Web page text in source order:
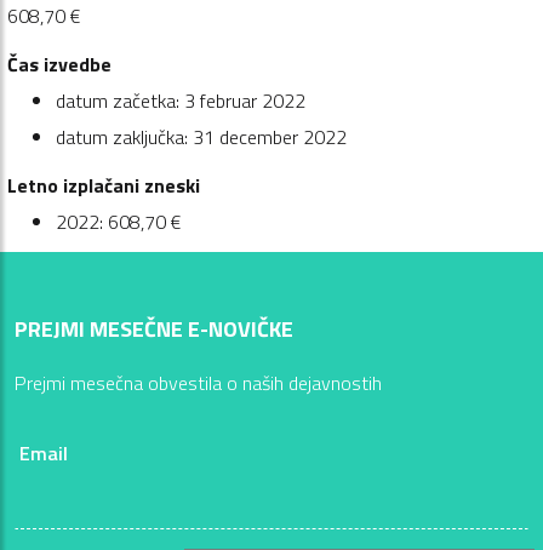
608,70 €
Čas izvedbe
datum začetka: 3 februar 2022
datum zaključka: 31 december 2022
Letno izplačani zneski
2022: 608,70 €
PREJMI MESEČNE E-NOVIČKE
Prejmi mesečna obvestila o naših dejavnostih
Email